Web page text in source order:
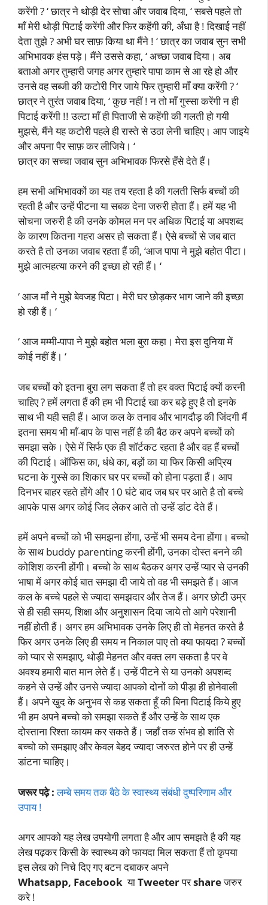
करेंगी ? ‘ छात्र ने थोड़ी देर सोचा और जवाब दिया, ‘ सबसे पहले तो
माँ मेरी थोड़ी पिटाई करेंगी और फिर कहेंगी की, अँधा है ! दिखाई नहीं
देता तुझे ? अभी घर साफ़ किया था मैंने ! ‘ छात्र का जवाब सुन सभी
अभिभावक हंस पड़े। मैंने उससे कहा, ‘ अच्छा जवाब दिया। अब
बताओ अगर तुम्हारी जगह अगर तुम्हारे पापा काम से आ रहे हो और
उनसे वह सब्जी की कटोरी गिर जाये फिर तुम्हारी माँ क्या करेंगी ? ‘
छात्र ने तुरंत जवाब दिया, ‘ कुछ नहीं ! न तो माँ गुस्सा करेंगी न ही
पिटाई करेंगी !! उल्टा माँ ही पिताजी से कहेंगी की गलती हो गयी
मुझसे, मैंने यह कटोरी पहले ही रास्ते से उठा लेनी चाहिए। आप जाइये
और अपना पैर साफ़ कर लीजिये। ‘
छात्र का सच्चा जवाब सुन अभिभावक फिरसे हँसे देते हैं।
हम सभी अभिभावकों का यह तय रहता है की गलती सिर्फ बच्चों की
रहती है और उन्हें पीटना या सबक देना जरुरी होता हैं। हमें यह भी
सोचना जरुरी है की उनके कोमल मन पर अधिक पिटाई या अपशब्द
के कारण कितना गहरा असर हो सकता हैं। ऐसे बच्चों से जब बात
करते है तो उनका जवाब रहता हैं की, ‘आज पापा ने मुझे बहोत पीटा।
मुझे आत्महत्या करने की इच्छा हो रही हैं। ‘
‘ आज माँ ने मुझे बेवजह पिटा। मेरी घर छोड़कर भाग जाने की इच्छा
हो रही हैं। ‘
‘ आज मम्मी-पापा ने मुझे बहोत भला बुरा कहा। मेरा इस दुनिया में
कोई नहीं हैं। ‘
जब बच्चों को इतना बुरा लग सकता हैं तो हर वक्त पिटाई क्यों करनी
चाहिए ? हमें लगता हैं की हम भी पिटाई खा कर बड़े हुए है तो इनके
साथ भी यही सही हैं। आज कल के तनाव और भागदौड़ की जिंदगी मैं
इतना समय भी माँ-बाप के पास नहीं है की बैठ कर अपने बच्चों को
समझा सके। ऐसे में सिर्फ एक ही शॉर्टकट रहता है और वह हैं बच्चों
की पिटाई। ऑफिस का, धंधे का, बड़ों का या फिर किसी अप्रिय
घटना के गुस्से का शिकार घर पर बच्चों को होना पड़ता हैं। आप
दिनभर बाहर रहते होंगे और 10 घंटे बाद जब घर पर आते है तो बच्चे
आपके पास अगर कोई जिद लेकर आते तो उन्हें डांट देते हैं।
हमें अपने बच्चों को भी समझना होंगा, उन्हें भी समय देना होंगा। बच्चो
के साथ buddy parenting करनी होंगी, उनका दोस्त बनने की
कोशिश करनी होंगी। बच्चो के साथ बैठकर अगर उन्हें प्यार से उनकी
भाषा में अगर कोई बात समझा दी जाये तो वह भी समझते हैं। आज
कल के बच्चे पहले से ज्यादा समझदार और तेज हैं। अगर छोटी उम्र
से ही सही समय, शिक्षा और अनुशासन दिया जाये तो आगे परेशानी
नहीं होती हैं। अगर हम अभिभावक उनके लिए ही तो मेहनत करते है
फिर अगर उनके लिए ही समय न निकाल पाए तो क्या फायदा ? बच्चों
को प्यार से समझाए, थोड़ी मेहनत और वक्त लग सकता है पर वे
अवश्य हमारी बात मान लेते हैं। उन्हें पीटने से या उनको अपशब्द
कहने से उन्हें और उनसे ज्यादा आपको दोनों को पीड़ा ही होनेवाली
हैं। अपने खुद के अनुभव से कह सकता हूँ की बिना पिटाई किये हुए
भी हम अपने बच्चो को समझा सकते हैं और उन्हें के साथ एक
दोस्ताना रिश्ता कायम कर सकते हैं। जहाँ तक संभव हो शांति से
बच्चो को समझाए और केवल बेहद ज्यादा जरुरत होने पर ही उन्हें
डांटना चाहिए।
जरूर पढ़े : लम्बे समय तक बैठे के स्वास्थ्य संबंधी दुष्परिणाम और
उपाय !
अगर आपको यह लेख उपयोगी लगता है और आप समझते है की यह
लेख पढ़कर किसी के स्वास्थ्य को फायदा मिल सकता हैं तो कृपया
इस लेख को निचे दिए गए बटन दबाकर अपने
Whatsapp, Facebook याTweeterपरshareजरुर
करे !